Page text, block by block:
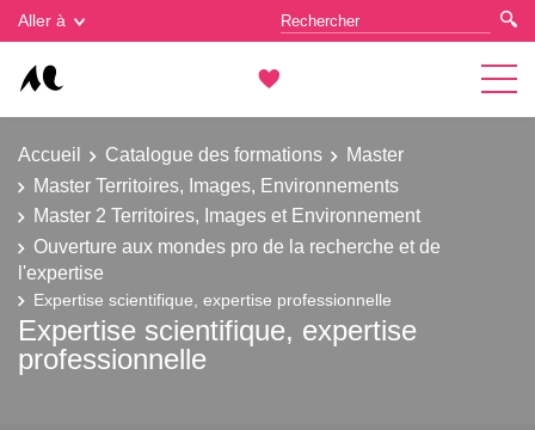
Aller à
Accueil Catalogue des formations
Master
Master Territoires, Images, Environnements
Master 2 Territoires, Images et Environnement
Ouverture aux mondes pro de la recherche et de
l'expertise
Expertise scientifique, expertise professionnelle
Expertise scientifique, expertise
professionnelle
Gestion des cookies